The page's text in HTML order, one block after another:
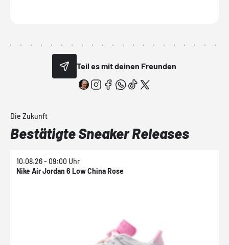
Teil es mit deinen Freunden
Die Zukunft
Bestätigte Sneaker Releases
10.08.26 - 09:00 Uhr
Nike Air Jordan 6 Low China Rose